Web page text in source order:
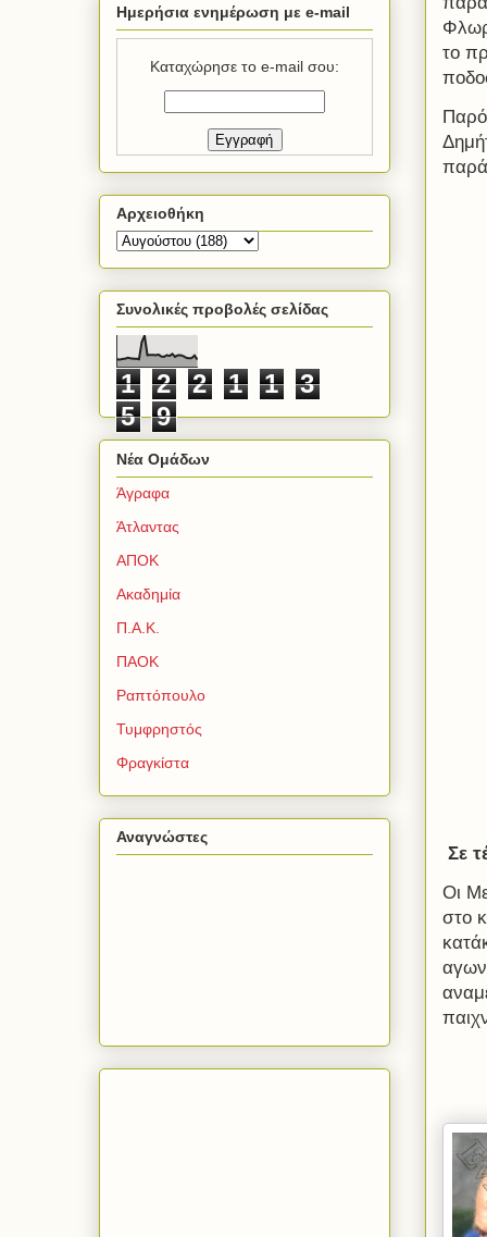
το
Σε
Οι
στο
Ημερήσια ενημέρωση με e-mail
Καταχώρησε το e-mail σου:
Αρχειοθήκη
Συνολικές προβολές σελίδας
1 2 2 1 1
3
5
9
Νέα Ομάδων
Άγραφα
Άτλαντας
ΑΠΟΚ
Ακαδημία
Π.Α.Κ.
ΠΑΟΚ
Ραπτόπουλο
Τυμφρηστός
Φραγκίστα
Αναγνώστες